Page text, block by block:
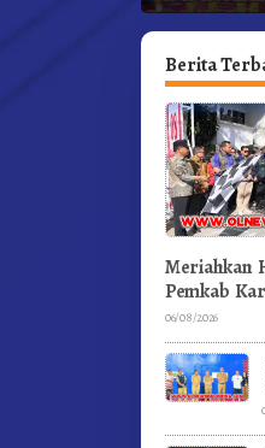
Berita
Meriahkan
Pemkab
Jalan
06/08/2026